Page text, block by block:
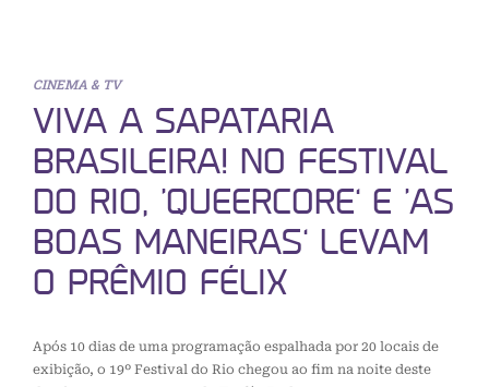
CINEMA & TV
VIVA A SAPATARIA
BRASILEIRA! NO FESTIVAL
DO RIO, ‘QUEERCORE’ E ‘AS
BOAS MANEIRAS’ LEVAM
O PRÊMIO FÉLIX
Após 10 dias de uma programação espalhada por 20 locais de
exibição, o 19º Festival do Rio chegou ao fim na noite deste